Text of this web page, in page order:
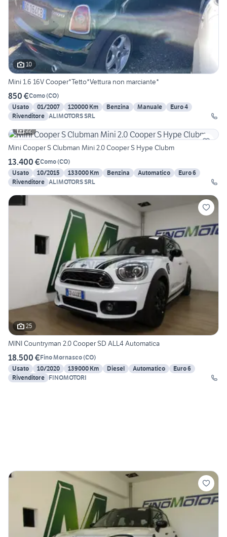
10
Mini 1.6 16V Cooper*Tetto*Vettura non marciante*
850 €Como(CO)
Usato
01/2007 120000 Km Benzina Manuale
Euro 4
Rivenditore ALIMOTORS SRL
22
Mini Cooper S Clubman Mini 2.0 Cooper S Hype Clubm
13.400 €Como(CO)
Usato
10/2015 133000 Km Benzina Automatico
Euro 6
Rivenditore ALIMOTORS SRL
25
MINI Countryman 2.0 Cooper SD ALL4 Automatica
18.500 €Fino Mornasco(CO)
Usato
10/2020 139000 Km Diesel Automatico
Euro 6
Rivenditore FINOMOTORI